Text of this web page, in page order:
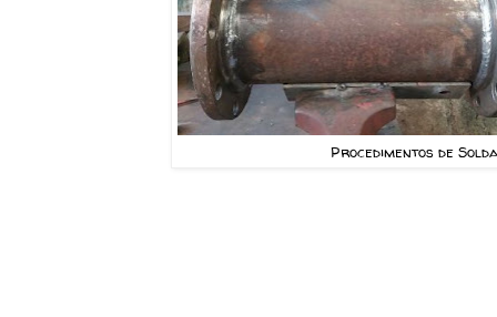
Procedimentos de